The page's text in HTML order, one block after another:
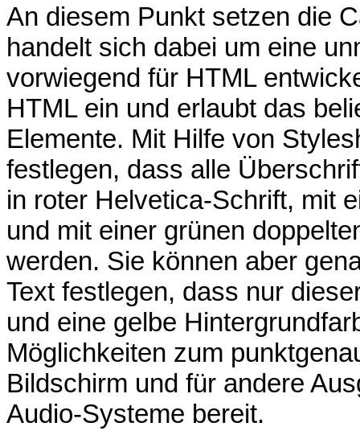
An diesem Punkt setzen die
handelt sich dabei um eine
vorwiegend für HTML
HTML ein und erlaubt das
Elemente. Mit Hilfe von
festlegen, dass alle
in roter Helvetica-Schrift, mit
und mit einer grünen
werden. Sie können aber
Text festlegen, dass nur
und eine gelbe
Möglichkeiten zum
Bildschirm und für andere
Audio-Systeme bereit.